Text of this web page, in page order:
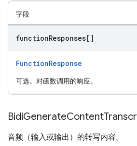
字段
functionResponses[]
FunctionResponse
可选。对函数调用的响应。
BidiGenerateContent
音频（输入或输出）的转写内容。